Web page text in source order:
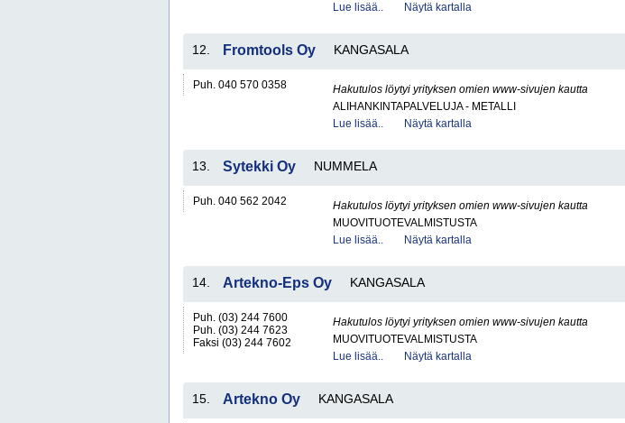
Lue lisää..
Näytä kartalla
12. Fromtools Oy KANGASALA
Puh. 040 570 0358
Hakutulos löytyi yrityksen omien www-sivujen kautta
ALIHANKINTAPALVELUJA - METALLI
Lue lisää..
Näytä kartalla
13. Sytekki Oy NUMMELA
Puh. 040 562 2042
Hakutulos löytyi yrityksen omien www-sivujen kautta
MUOVITUOTEVALMISTUSTA
Lue lisää..
Näytä kartalla
14. Artekno-Eps Oy KANGASALA
Puh. (03) 244 7600
Puh. (03) 244 7623
Faksi (03) 244 7602
Hakutulos löytyi yrityksen omien www-sivujen kautta
MUOVITUOTEVALMISTUSTA
Lue lisää..
Näytä kartalla
15. Artekno Oy KANGASALA